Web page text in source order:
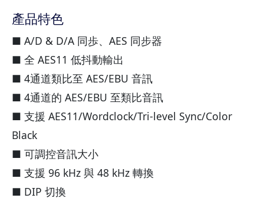
產品特色
■ A/D & D/A 同歩、AES 同步器
■ 全 AES11 低抖動輸出
■ 4通道類比至 AES/EBU 音訊
■ 4通道的 AES/EBU 至類比音訊
■ 支援 AES11/Wordclock/Tri-level Sync/Color
Black
■ 可調控音訊大小
■ 支援 96 kHz 與 48 kHz 轉換
■ DIP 切換